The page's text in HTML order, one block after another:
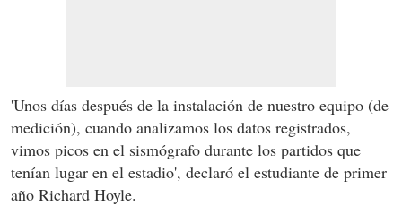
'Unos días después de la instalación de nuestro equipo (de
medición), cuando analizamos los datos registrados,
vimos picos en el sismógrafo durante los partidos que
tenían lugar en el estadio', declaró el estudiante de primer
año Richard Hoyle.